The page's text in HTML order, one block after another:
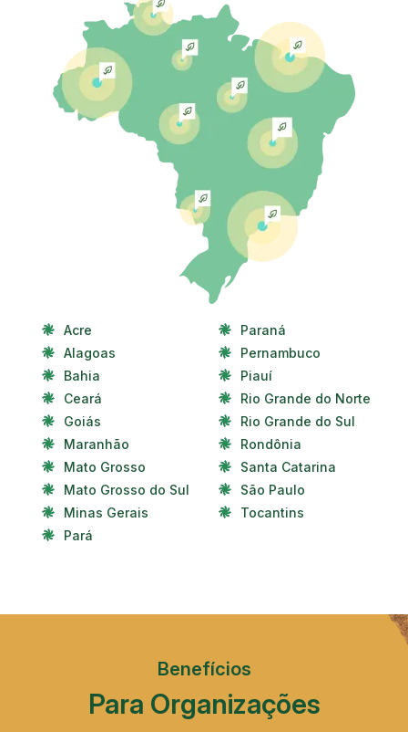
Acre
Alagoas
Bahia
Ceará
Goiás
Maranhão
Mato Grosso
Mato Grosso do Sul
Minas Gerais
Pará
Paraná
Pernambuco
Piauí
Rio Grande do Norte
Rio Grande do Sul
Rondônia
Santa Catarina
São Paulo
Tocantins
Benefícios
Para Organizações